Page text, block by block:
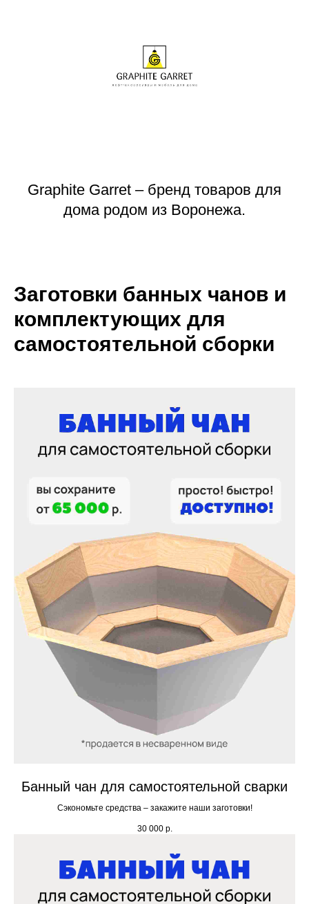
Graphite Garret – бренд товаров для
дома родом из Воронежа.
Заготовки банных чанов и
комплектующих для
самостоятельной сборки
Банный чан для самостоятельной сварки
Сэкономьте средства – закажите наши заготовки!
30 000 р.